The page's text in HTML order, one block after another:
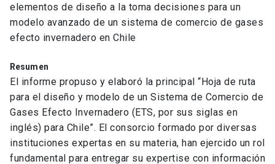
elementos de diseño a la toma decisiones para un
modelo avanzado de un sistema de comercio de gases
efecto invernadero en Chile
Resumen
El informe propuso y elaboró la principal “Hoja de ruta
para el diseño y modelo de un Sistema de Comercio de
Gases Efecto Invernadero (ETS, por sus siglas en
inglés) para Chile”. El consorcio formado por diversas
instituciones expertas en su materia, han ejercido un rol
fundamental para entregar su expertise con información